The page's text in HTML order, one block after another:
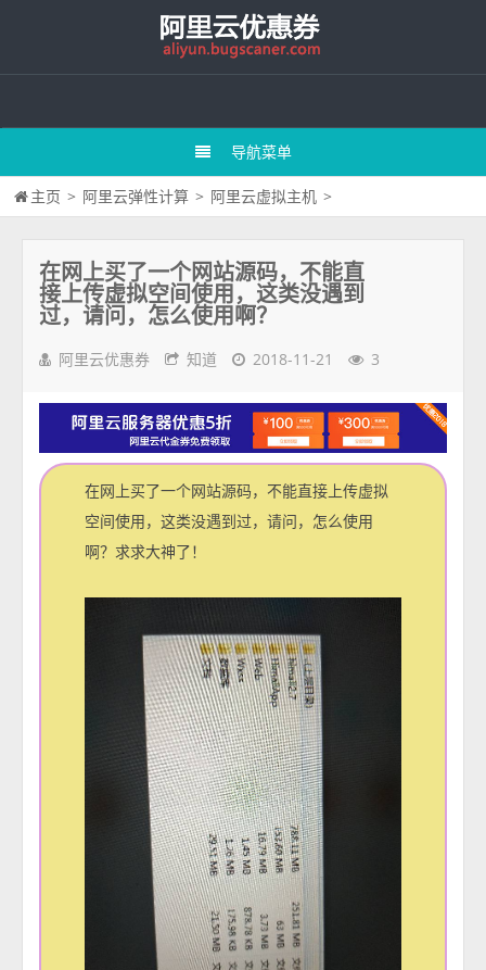
导航菜单
主页 > 阿里云弹性计算 > 阿里云虚拟主机 >
在网上买了一个网站源码，不能直
接上传虚拟空间使用，这类没遇到
过，请问，怎么使用啊？
阿里云优惠券 知道 2018-11-21 3
在网上买了一个网站源码，不能直接上传虚拟
空间使用，这类没遇到过，请问，怎么使用
啊？求求大神了！